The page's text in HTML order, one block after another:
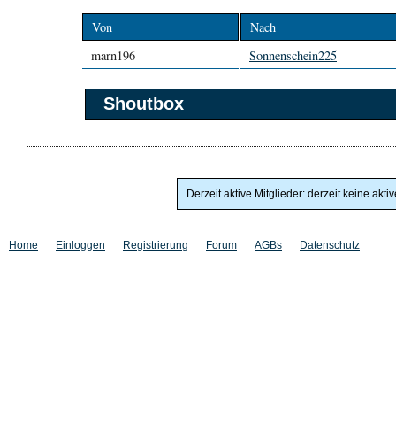
Von
Nach
marn196
Sonnenschein225
Shoutbox
Derzeit aktive Mitglieder: derzeit keine
Home Einloggen Registrierung Forum AGBs Datenschutz